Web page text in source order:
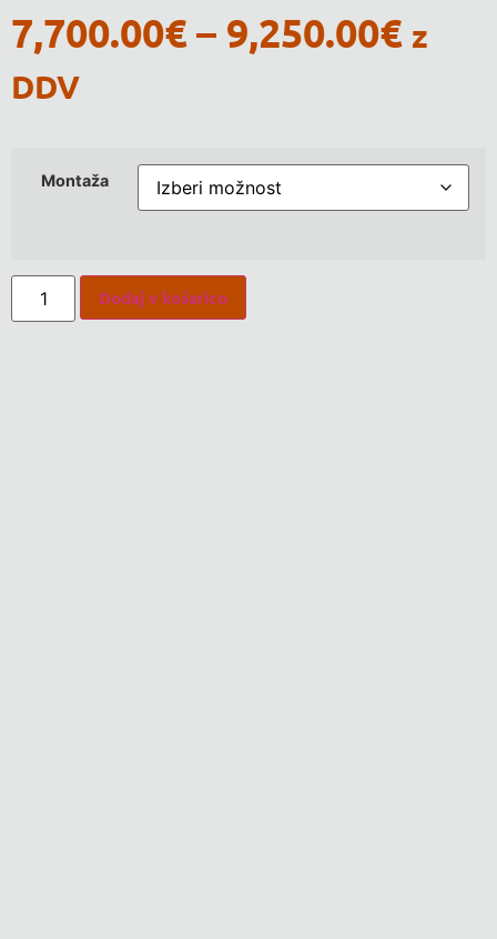
7,700.00€ – 9,250.00€ z
DDV
Montaža
Dodaj v košarico